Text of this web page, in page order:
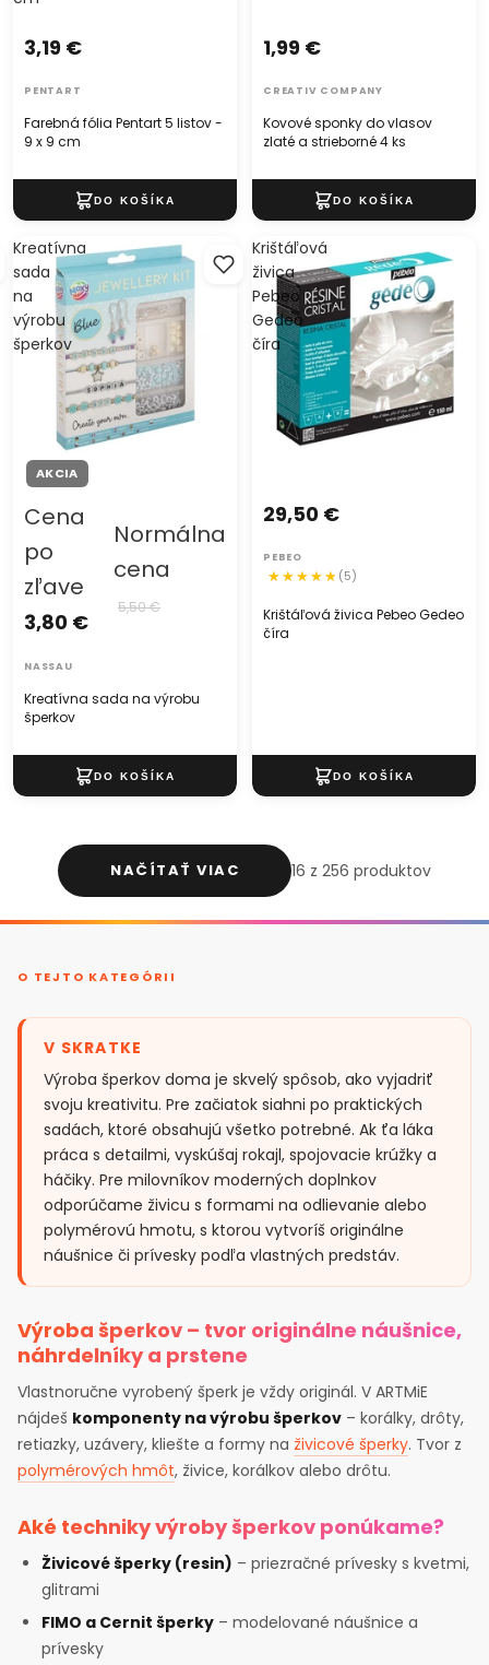
Farebná fólia Pentart 5 listov -
9 x 9 cm
3,19 €
PENTART
Kovové sponky do vlasov
zlaté a strieborné 4 ks
1,99 €
CREATIV COMPANY
Kreatívna
sada
na
výrobu
šperkov
AKCIA
Kreatívna sada na výrobu
šperkov
Cena
po
zľave
3,80 €
Normálna
cena
5,50 €
NASSAU
Krištáľová
živica
Pebeo
Gedeo
číra
Krištáľová živica Pebeo Gedeo
číra
29,50 €
PEBEO
(5)
NAČÍTAŤ VIAC 16 z 256 produktov
O TEJTO KATEGÓRII
V SKRATKE
Výroba šperkov doma je skvelý spôsob, ako vyjadriť
svoju kreativitu. Pre začiatok siahni po praktických
sadách, ktoré obsahujú všetko potrebné. Ak ťa láka
práca s detailmi, vyskúšaj rokajl, spojovacie krúžky a
háčiky. Pre milovníkov moderných doplnkov
odporúčame živicu s formami na odlievanie alebo
polymérovú hmotu, s ktorou vytvoríš originálne
náušnice či prívesky podľa vlastných predstáv.
Výroba šperkov – tvor originálne náušnice,
náhrdelníky a prstene
Vlastnoručne vyrobený šperk je vždy originál. V ARTMiE
nájdeš komponenty na výrobu šperkov – korálky, drôty,
retiazky, uzávery, kliešte a formy na živicové šperky. Tvor z
polymérových hmôt, živice, korálkov alebo drôtu.
Aké techniky výroby šperkov ponúkame?
Živicové šperky (resin) – priezračné prívesky s kvetmi,
glitrami
FIMO a Cernit šperky – modelované náušnice a
prívesky